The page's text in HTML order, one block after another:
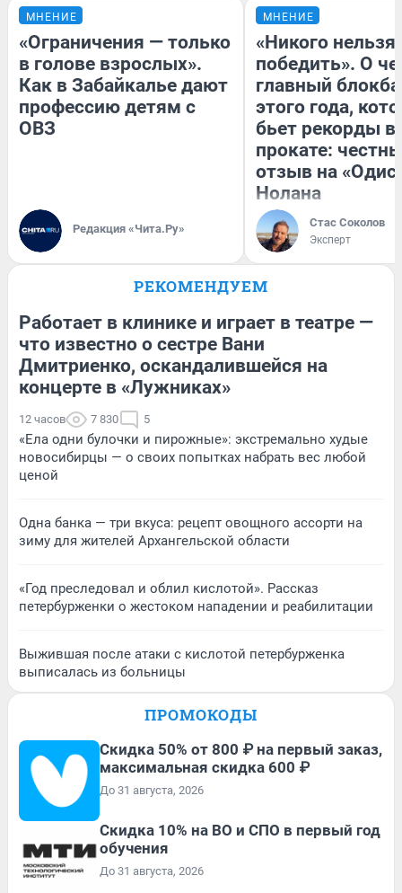
МНЕНИЕ
«Ограничения — только
в голове взрослых».
Как в Забайкалье дают
профессию детям с
ОВЗ
Редакция «Чита.Ру»
МНЕНИЕ
«Никого нельзя
победить». О
главный
этого года,
бьет рекорды в
прокате:
отзыв на
Нолана
Стас Соколов
Эксперт
РЕКОМЕНДУЕМ
Работает в клинике и играет в театре —
что известно о сестре Вани
Дмитриенко, оскандалившейся на
концерте в «Лужниках»
12 часов 7 830 5
«Ела одни булочки и пирожные»: экстремально худые
новосибирцы — о своих попытках набрать вес любой
ценой
Одна банка — три вкуса: рецепт овощного ассорти на
зиму для жителей Архангельской области
«Год преследовал и облил кислотой». Рассказ
петербурженки о жестоком нападении и реабилитации
Выжившая после атаки с кислотой петербурженка
выписалась из больницы
ПРОМОКОДЫ
Скидка 50% от 800 ₽ на первый заказ,
максимальная скидка 600 ₽
До 31 августа, 2026
Скидка 10% на ВО и СПО в первый год
обучения
До 31 августа, 2026